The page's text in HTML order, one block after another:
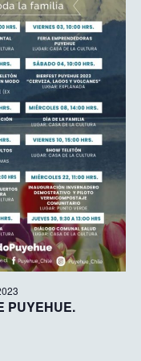
PUYEHUE.